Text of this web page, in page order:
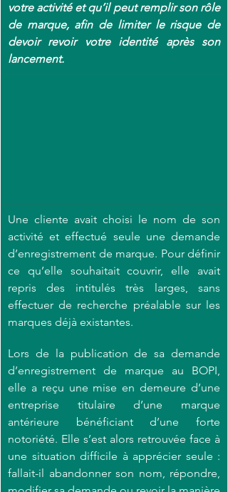
votre activité et qu’il peut remplir son rôle
de marque, afin de limiter le risque de
devoir revoir votre identité après son
lancement.
Une cliente avait choisi le nom de son
activité et effectué seule une demande
d’enregistrement de marque. Pour définir
ce qu’elle souhaitait couvrir, elle avait
repris des intitulés très larges, sans
effectuer de recherche préalable sur les
marques déjà existantes.
Lors de la publication de sa demande
d’enregistrement de marque au BOPI,
elle a reçu une mise en demeure d’une
entreprise titulaire d’une marque
antérieure bénéficiant d’une forte
notoriété. Elle s’est alors retrouvée face à
une situation difficile à apprécier seule :
fallait-il abandonner son nom, répondre,